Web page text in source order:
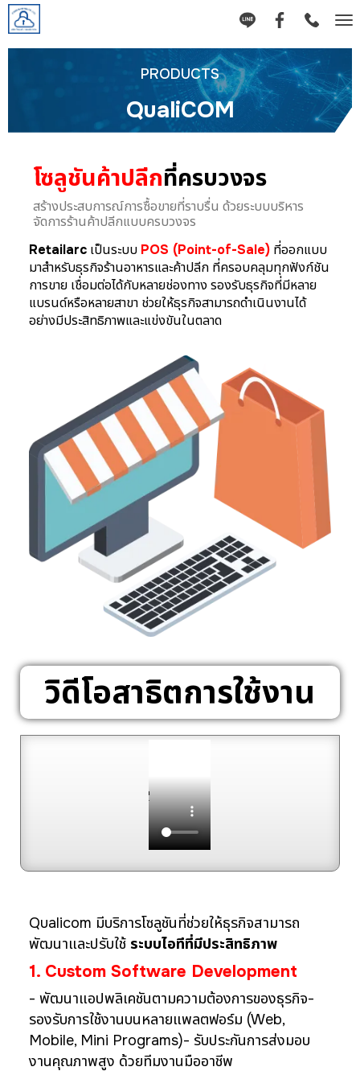
PRODUCTS
QualiCOM
โซลูชันค้าปลีกที่ครบวงจร
สร้างประสบการณ์การซื้อขายที่ราบรื่น ด้วยระบบบริหาร
จัดการร้านค้าปลีกแบบครบวงจร
Retailarc เป็นระบบ POS (Point-of-Sale) ที่ออกแบบ
มาสำหรับธุรกิจร้านอาหารและค้าปลีก ที่ครอบคลุมทุกฟังก์ชัน
การขาย เชื่อมต่อได้กับหลายช่องทาง รองรับธุรกิจที่มีหลาย
แบรนด์หรือหลายสาขา ช่วยให้ธุรกิจสามารถดำเนินงานได้
อย่างมีประสิทธิภาพและแข่งขันในตลาด
วิดีโอสาธิตการใช้งาน
Qualicom มีบริการโซลูชันที่ช่วยให้ธุรกิจสามารถ
พัฒนาและปรับใช้ ระบบไอทีที่มีประสิทธิภาพ
1. Custom Software Development
- พัฒนาแอปพลิเคชันตามความต้องการของธุรกิจ-
รองรับการใช้งานบนหลายแพลตฟอร์ม (Web,
Mobile, Mini Programs)- รับประกันการส่งมอบ
งานคุณภาพสูง ด้วยทีมงานมืออาชีพ